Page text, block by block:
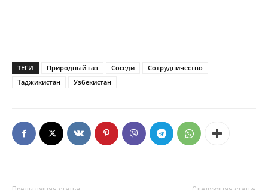
ТЕГИ Природный газ Соседи
Сотрудничество
Таджикистан
Узбекистан